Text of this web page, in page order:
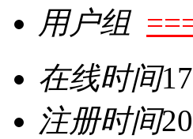
用户组
在线时间
注册时间